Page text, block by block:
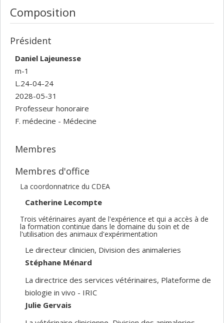
Composition
Président
Daniel Lajeunesse
m-1
L.24-04-24
2028-05-31
Professeur honoraire
F. médecine - Médecine
Membres
Membres d'office
La coordonnatrice du CDEA
Catherine Lecompte
Trois vétérinaires ayant de l'expérience et qui a accès à de
la formation continue dans le domaine du soin et de
l'utilisation des animaux d'expérimentation
Le directeur clinicien, Division des animaleries
Stéphane Ménard
La directrice des services vétérinaires, Plateforme de
biologie in vivo - IRIC
Julie Gervais